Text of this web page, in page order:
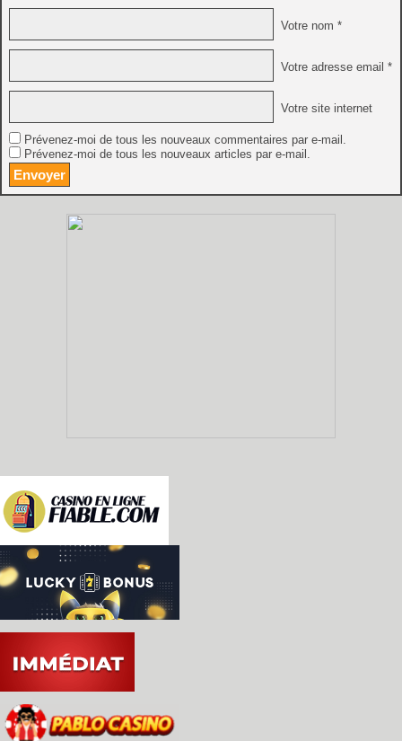
Votre nom *
Votre adresse email *
Votre site internet
Prévenez-moi de tous les nouveaux commentaires par e-mail.
Prévenez-moi de tous les nouveaux articles par e-mail.